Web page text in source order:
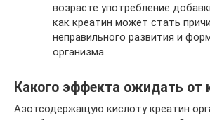
возрасте употребление
как креатин может стать
неправильного развития и
организма.
Какого эффекта ожидать от
Азотсодержащую кислоту креатин